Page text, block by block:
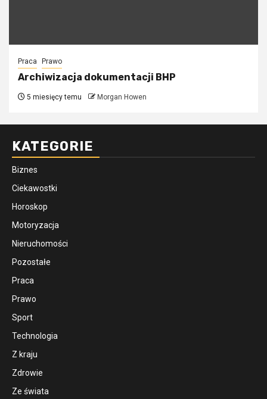
Praca Prawo
Archiwizacja dokumentacji BHP
5 miesięcy temu Morgan Howen
KATEGORIE
Biznes
Ciekawostki
Horoskop
Motoryzacja
Nieruchomości
Pozostałe
Praca
Prawo
Sport
Technologia
Z kraju
Zdrowie
Ze świata